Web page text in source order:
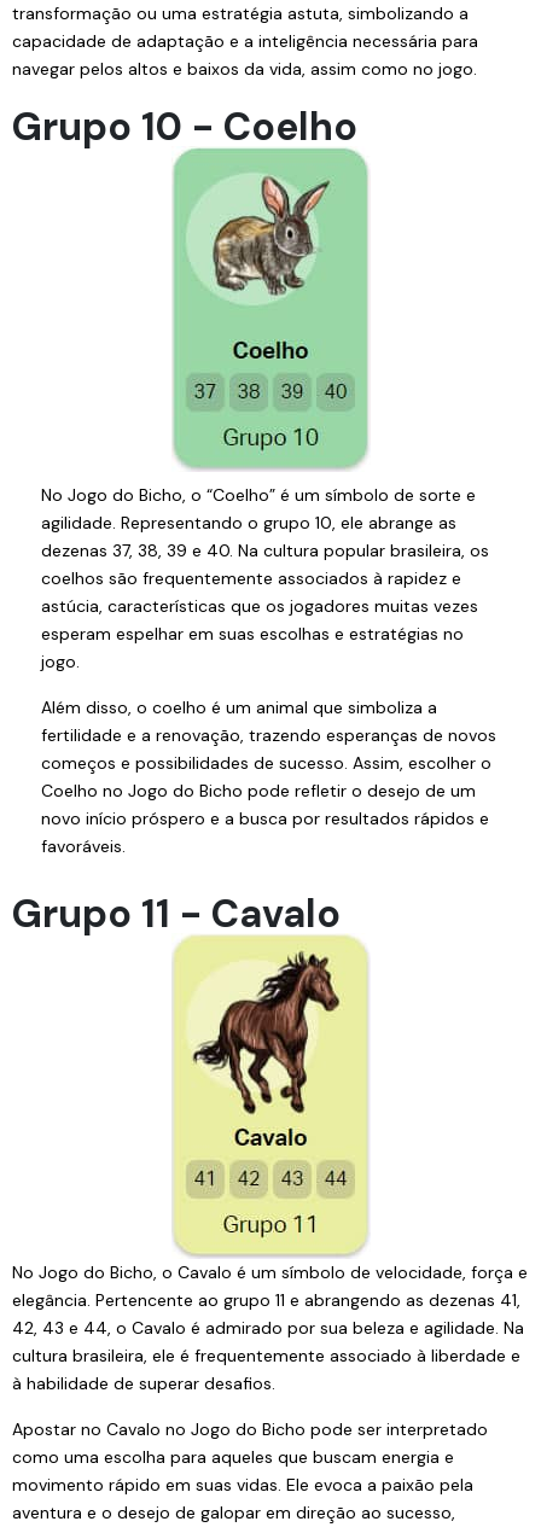
transformação ou uma estratégia astuta, simbolizando a
capacidade de adaptação e a inteligência necessária para
navegar pelos altos e baixos da vida, assim como no jogo.
Grupo 10 - Coelho
No Jogo do Bicho, o “Coelho” é um símbolo de sorte e
agilidade. Representando o grupo 10, ele abrange as
dezenas 37, 38, 39 e 40. Na cultura popular brasileira, os
coelhos são frequentemente associados à rapidez e
astúcia, características que os jogadores muitas vezes
esperam espelhar em suas escolhas e estratégias no
jogo.
Além disso, o coelho é um animal que simboliza a
fertilidade e a renovação, trazendo esperanças de novos
começos e possibilidades de sucesso. Assim, escolher o
Coelho no Jogo do Bicho pode refletir o desejo de um
novo início próspero e a busca por resultados rápidos e
favoráveis.
Grupo 11 - Cavalo
No Jogo do Bicho, o Cavalo é um símbolo de velocidade, força e
elegância. Pertencente ao grupo 11 e abrangendo as dezenas 41,
42, 43 e 44, o Cavalo é admirado por sua beleza e agilidade. Na
cultura brasileira, ele é frequentemente associado à liberdade e
à habilidade de superar desafios.
Apostar no Cavalo no Jogo do Bicho pode ser interpretado
como uma escolha para aqueles que buscam energia e
movimento rápido em suas vidas. Ele evoca a paixão pela
aventura e o desejo de galopar em direção ao sucesso,